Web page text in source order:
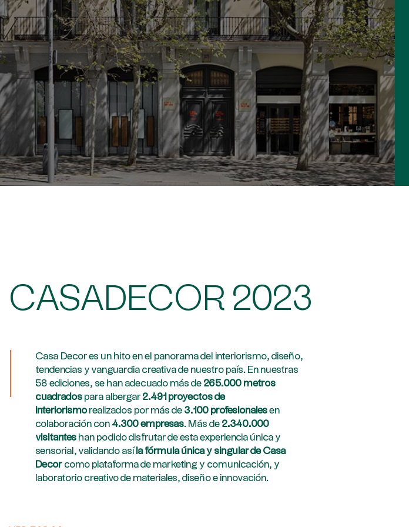
CASADECOR 2023
Casa Decor es un hito en el panorama del interiorismo, diseño,
tendencias y vanguardia creativa de nuestro país. En nuestras
58 ediciones, se han adecuado más de 265.000 metros
cuadrados para albergar 2.491 proyectos de
interiorismorealizados por más de 3.100 profesionalesen
colaboración con 4.300 empresas. Más de 2.340.000
visitantes han podido disfrutar de esta experiencia única y
sensorial, validando así la fórmula única y singular de Casa
Decor como plataforma de marketing y comunicación, y
laboratorio creativo de materiales, diseño e innovación.